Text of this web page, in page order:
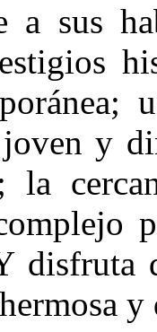
a sus
y
la
disfruta